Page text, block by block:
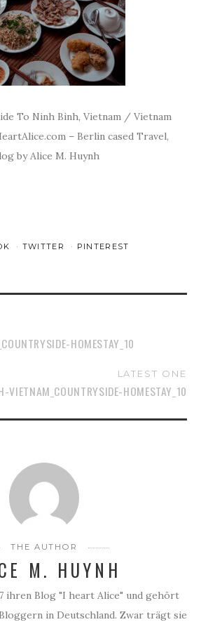
To Ninh Bình, Vietnam / Vietnam
– Berlin cased Travel,
by Alice M. Huynh
TWITTER PINTEREST
HOMESTAY_10
LATEST ONE
VIETNAM_COUNTRYSIDE-HOMESTAY_10
THE AUTHOR
M. HUYNH
ihren Blog "I heart Alice" und gehört
in Deutschland. Zwar trägt sie